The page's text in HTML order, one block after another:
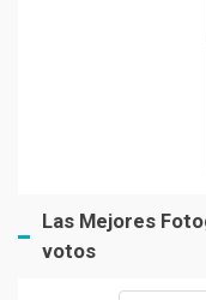
Las Mejores
votos